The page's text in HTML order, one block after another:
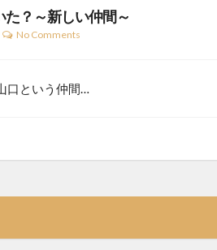
？～新しい仲間～
No Comments
口という仲間…